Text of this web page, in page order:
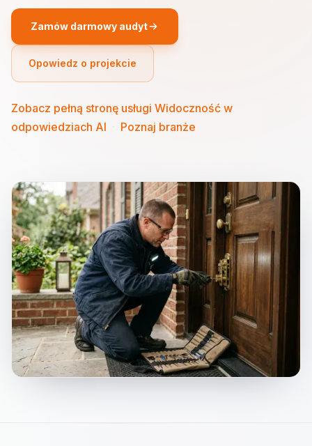
Zamów darmowy audyt
Opowiedz o projekcie
Zobacz pełną stronę usługi Widoczność w
odpowiedziach AI
Poznaj branże